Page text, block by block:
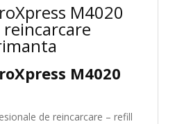
M4020
reincarcare
M4020
de reincarcare – refill